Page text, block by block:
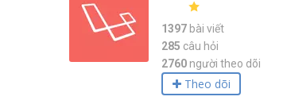
1397 bài viết
285 câu hỏi
2760 người theo dõi
Theo dõi